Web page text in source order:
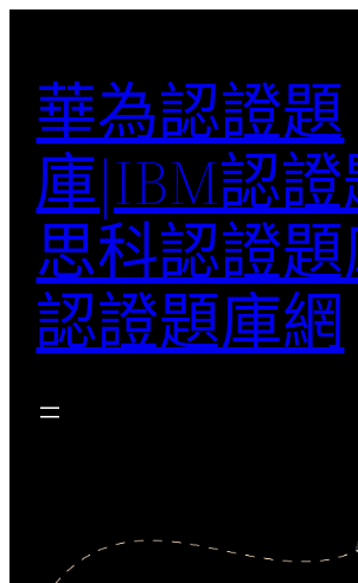
華為認證題
庫|IBM認
思科認證
認證題庫網